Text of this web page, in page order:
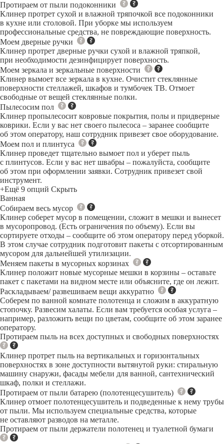
Протираем от пыли подоконники
Клинер протрет сухой и влажной тряпочкой все подоконники
в кухне или столовой. При уборке мы используем
профессиональные средства, не повреждающие поверхность.
Моем дверные ручки
Клинер протрет дверные ручки сухой и влажной тряпкой,
при необходимости дезинфицирует поверхность.
Моем зеркала и зеркальные поверхности
Клинер вымоет все зеркала в кухне. Очистит стеклянные
поверхности стеллажей, шкафов и тумбочек ТВ. Отмоет
свободные от вещей стеклянные полки.
Пылесосим пол
Клинер пропылесосит ковровые покрытия, полы и придверные
коврики. Если у вас нет своего пылесоса – заранее сообщите
об этом оператору, наш сотрудник привезет свое оборудование.
Моем пол и плинтуса
Клинер проведет тщательно вымоет пол и уберет пыль
с плинтусов. Если у вас нет швабры – пожалуйста, сообщите
об этом при оформлении заявки. Сотрудник привезет свой
инструмент.
+Ещё 9 опций Скрыть
Ванная
Собираем весь мусор
Клинер соберет мусор в помещении, сложит в мешки и вынесет
в мусоропровод. (Есть ограничения по объему). Если вы
сортируете отходы – сообщите об этом оператору перед уборкой.
В этом случае сотрудник подготовит пакеты с отсортированным
мусором для дальнейшей утилизации.
Меняем пакеты в мусорных корзинах
Клинер положит новые мусорные мешки в корзины – оставьте
пакет с пакетами на видном месте или объясните, где он лежит.
Раскладываем/ развешиваем вещи аккуратно
Соберем по ванной комнате полотенца и сложим в аккуратную
стопочку. Развесим халаты. Если вам требуется особая услуга –
например, разложить вещи по цветам, сообщите об этом заранее
оператору.
Протираем пыль на всех доступных и свободных поверхностях
Клинер протрет пыль на вертикальных и горизонтальных
поверхностях в зоне доступности вытянутой руки: стиральную
машину снаружи, фасады мебели для ванной, сантехнический
шкаф, полки и стеллажи.
Протираем от пыли батарею (полотенцесушитель)
Клинер отмоет полотенцесушитель и подведенные к нему трубы
от пыли. Мы используем специальные средства, которые
не оставляют разводов на металле.
Протираем от пыли держатели полотенец и туалетной бумаги